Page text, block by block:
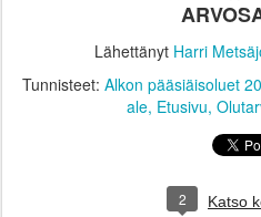
Lähettänyt Harri
Tunnisteet: Alkon pääsiäisoluet
ale Etusivu
2 Katso